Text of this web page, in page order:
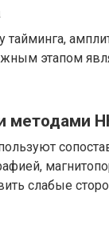
этапом
методами
слабые